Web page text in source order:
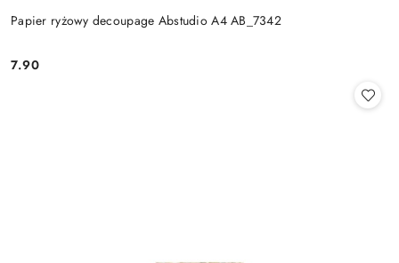
Papier ryżowy decoupage Abstudio A4 AB_7342
Cena:
7.90